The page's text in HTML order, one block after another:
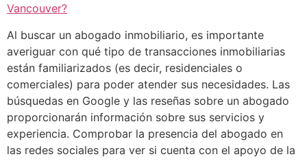
Vancouver?
Al buscar un abogado inmobiliario, es importante
averiguar con qué tipo de transacciones inmobiliarias
están familiarizados (es decir, residenciales o
comerciales) para poder atender sus necesidades. Las
búsquedas en Google y las reseñas sobre un abogado
proporcionarán información sobre sus servicios y
experiencia. Comprobar la presencia del abogado en
las redes sociales para ver si cuenta con el apoyo de la